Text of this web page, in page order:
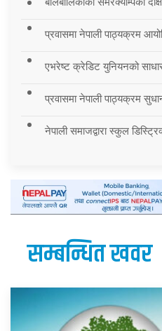
प्रवासमा नेपाली पाठ्यक्रम
एभरेष्ट क्रेडिट युनियनको
प्रवासमा नेपाली पाठ्यक्रम
नेपाली समाजद्वारा स्कुल
सम्बन्धित खवर